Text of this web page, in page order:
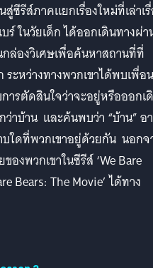
ซีรีส์ภาคแยกเรื่องใหม่ที่เล่าเ
ในวัยเด็ก ได้ออกเดินทางผ่า
ล่องวิเศษเพื่อค้นหาสถานที่ที่
ระหว่างทางพวกเขาได้พบเพื่อน
รตัดสินใจว่าจะอยู่หรือออกเ
าบ้าน และค้นพบว่า “บ้าน” อ
ใดที่พวกเขาอยู่ด้วยกัน นอก
งพวกเขาในซีรีส์ ‘We Bare
Bears: The Movie’ ได้ทาง